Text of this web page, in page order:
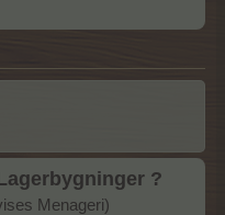
?
Menageri)